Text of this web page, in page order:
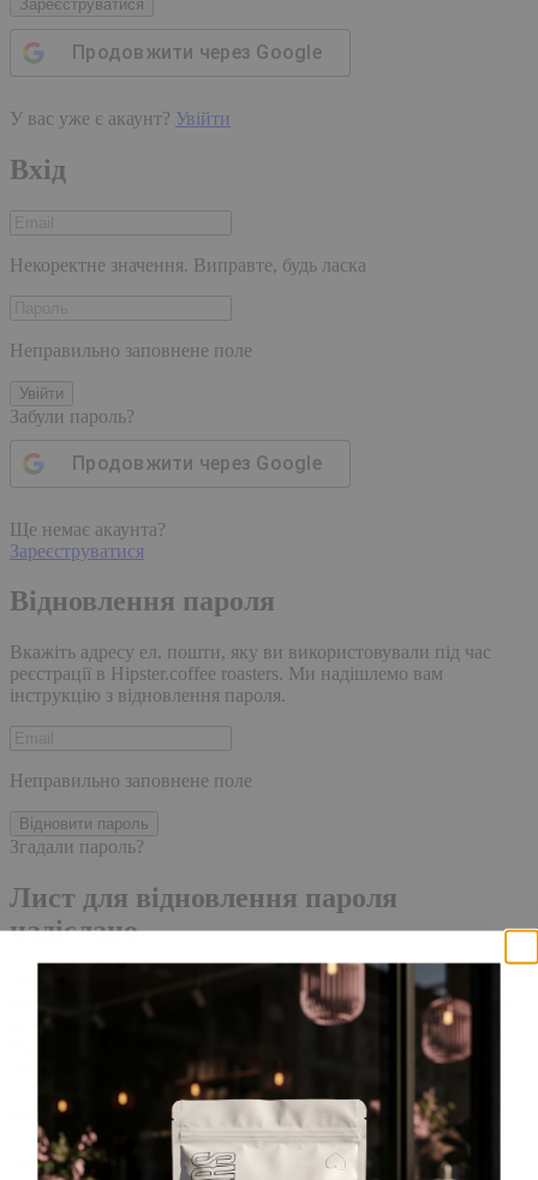
Зареєструватися
Продовжити через Google
У вас уже є акаунт? Увійти
Вхід
Некоректне значення. Виправте, будь ласка
Неправильно заповнене поле
Увійти
Забули пароль?
Продовжити через Google
Ще немає акаунта?
Зареєструватися
Відновлення пароля
Вкажіть адресу ел. пошти, яку ви використовували під час
реєстрації в Hipster.coffee roasters. Ми надішлемо вам
інструкцію з відновлення пароля.
Неправильно заповнене поле
Відновити пароль
Згадали пароль?
Лист для відновлення пароля
надіслано.
Лист із посиланням для скидання пароля було надіслано на
адресу електронної пошти, прив'язану до вашого облікового
запису, доставка повідомлення може зайняти кілька хвилин.
Будь ласка, зачекайте щонайменше 10 хвилин, перш ніж
ініціювати ще один запит.
Акаунт створено
Для завершення реєстрації, перейдіть за посиланням у листі,